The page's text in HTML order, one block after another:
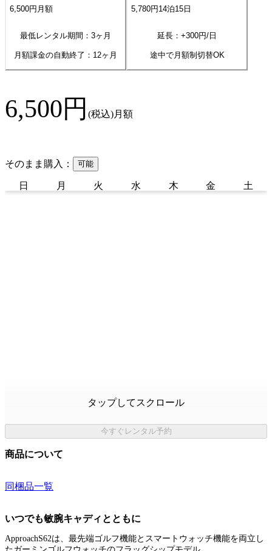
6,500円 月額
最低レンタル期間：3ヶ月
月額課金の自動終了： 12ヶ月
5,780円14泊15日
延長：+300円/日
途中で月額制切替OK
6,500円 (税込)月額
そのまま購入： 可能
日 月 火 水 木 金 土
タップしてスクロール
今すぐレンタル予約
商品について
同梱品一覧
いつでも敏腕キャディとともに
ApproachS62は、最先端ゴルフ機能とスマートウォッチ機能を両立し